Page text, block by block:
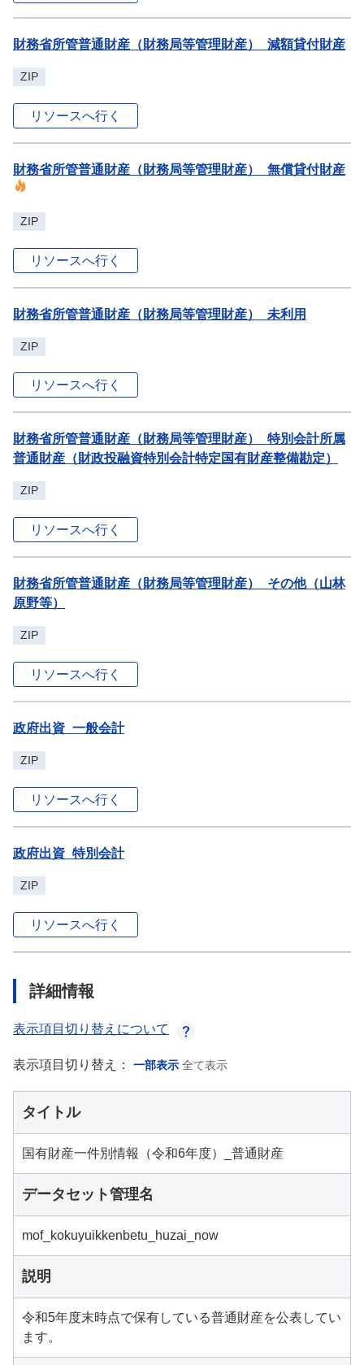
財務省所管普通財産（財務局等管理財産）_減額貸付財産
ZIP
リソースへ行く
財務省所管普通財産（財務局等管理財産）_無償貸付財産
ZIP
リソースへ行く
財務省所管普通財産（財務局等管理財産）_未利用
ZIP
リソースへ行く
財務省所管普通財産（財務局等管理財産）_特別会計所属
普通財産（財政投融資特別会計特定国有財産整備勘定）
ZIP
リソースへ行く
財務省所管普通財産（財務局等管理財産）_その他（山林
原野等）
ZIP
リソースへ行く
政府出資_一般会計
ZIP
リソースへ行く
政府出資_特別会計
ZIP
リソースへ行く
詳細情報
表示項目切り替えについて
表示項目切り替え： 一部表示 全て表示
タイトル
国有財産一件別情報（令和6年度）_普通財産
データセット管理名
mof_kokuyuikkenbetu_huzai_now
説明
令和5年度末時点で保有している普通財産を公表してい
ます。